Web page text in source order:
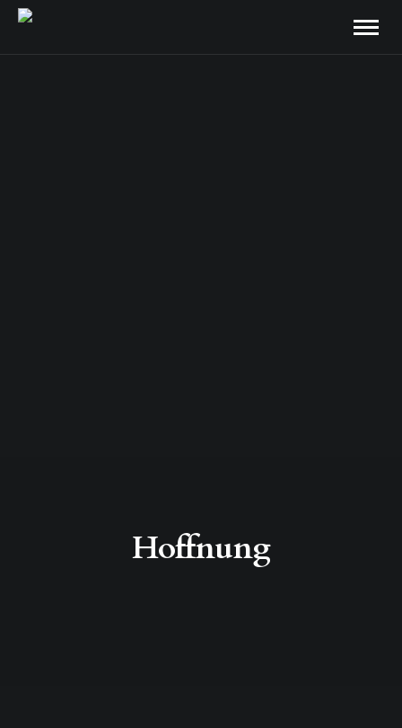
Hoffnung